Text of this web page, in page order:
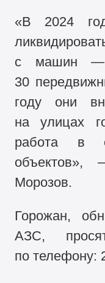
«В 2024
с машин —
30
году они
на улицах
работа в
объектов»,
Морозов.
Горожан,
АЗС,
по телефону: